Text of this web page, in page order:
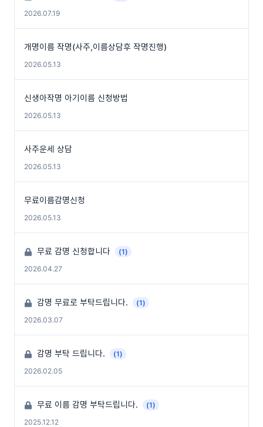
2026.07.19
개명이름 작명(사주,이름상담후 작명진행)
2026.05.13
신생아작명 아기이름 신청방법
2026.05.13
사주운세 상담
2026.05.13
무료이름감명신청
2026.05.13
무료 감명 신청합니다
(1)
2026.04.27
감명 무료로 부탁드립니다.
(1)
2026.03.07
감명 부탁 드립니다.
(1)
2026.02.05
무료 이름 감명 부탁드립니다.
(1)
2025.12.12